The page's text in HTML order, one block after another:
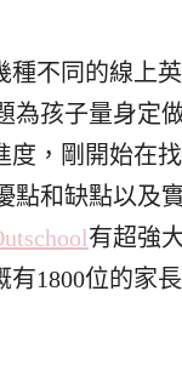
不同的線上
為孩子量身定
，剛開始在
點和缺點以及
有超強
1800位的家